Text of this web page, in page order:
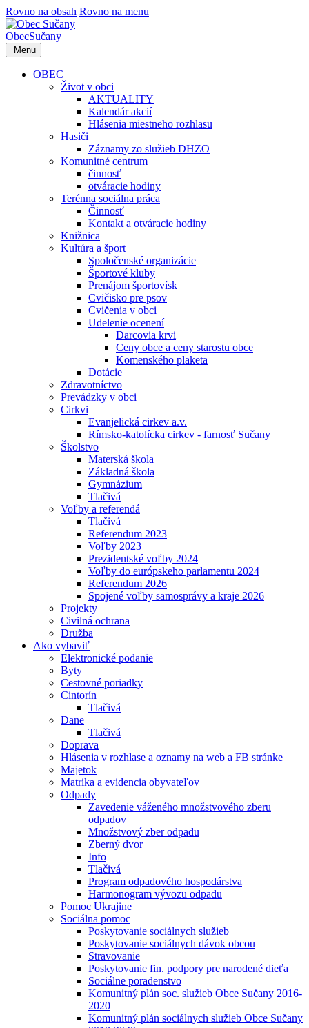
Rovno na obsah Rovno na menu
ObecSučany
Menu
OBEC
Život v obci
AKTUALITY
Kalendár akcií
Hlásenia miestneho rozhlasu
Hasiči
Záznamy zo služieb DHZO
Komunitné centrum
činnosť
otváracie hodiny
Terénna sociálna práca
Činnosť
Kontakt a otváracie hodiny
Knižnica
Kultúra a šport
Spoločenské organizácie
Športové kluby
Prenájom športovísk
Cvičisko pre psov
Cvičenia v obci
Udelenie ocenení
Darcovia krvi
Ceny obce a ceny starostu obce
Komenského plaketa
Dotácie
Zdravotníctvo
Prevádzky v obci
Cirkvi
Evanjelická cirkev a.v.
Rímsko-katolícka cirkev - farnosť Sučany
Školstvo
Materská škola
Základná škola
Gymnázium
Tlačivá
Voľby a referendá
Tlačivá
Referendum 2023
Voľby 2023
Prezidentské voľby 2024
Voľby do európskeho parlamentu 2024
Referendum 2026
Spojené voľby samosprávy a kraje 2026
Projekty
Civilná ochrana
Družba
Ako vybaviť
Elektronické podanie
Byty
Cestovné poriadky
Cintorín
Tlačivá
Dane
Tlačivá
Doprava
Hlásenia v rozhlase a oznamy na web a FB stránke
Majetok
Matrika a evidencia obyvateľov
Odpady
Zavedenie váženého množstvového zberu
odpadov
Množstvový zber odpadu
Zberný dvor
Info
Tlačivá
Program odpadového hospodárstva
Harmonogram vývozu odpadu
Pomoc Ukrajine
Sociálna pomoc
Poskytovanie sociálnych služieb
Poskytovanie sociálnych dávok obcou
Stravovanie
Poskytovanie fin. podpory pre narodené dieťa
Sociálne poradenstvo
Komunitný plán soc. služieb Obce Sučany 2016-
2020
Komunitný plán sociálnych služieb Obce Sučany